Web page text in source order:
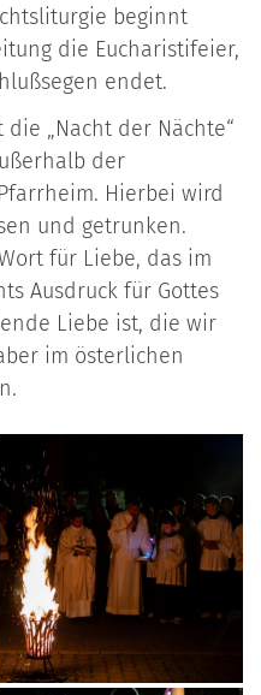
beginnt
die Eucharistifeier,
endet.
„Nacht der Nächte“
der
Hierbei wird
und getrunken.
für Liebe, das im
Ausdruck für Gottes
Liebe ist, die wir
im österlichen